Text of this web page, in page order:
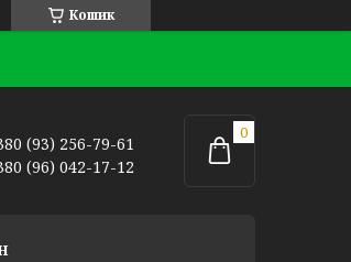
Кошик
(93) 256-79-61
(96) 042-17-12